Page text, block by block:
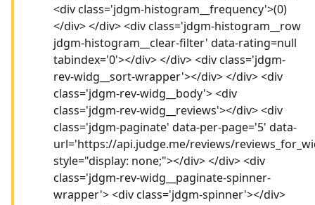
<div class='jdgm-histogram__frequency'>(0)
</div> </div> <div class='jdgm-histogram__row
jdgm-histogram__clear-filter' data-rating=null
tabindex='0'></div> </div> <div class='jdgm-
rev-widg__sort-wrapper'></div> </div> <div
class='jdgm-rev-widg__body'> <div
class='jdgm-rev-widg__reviews'></div> <div
class='jdgm-paginate' data-per-page='5' data-
url='https://api.judge.me/reviews/
style="display: none;"></div> </div> <div
class='jdgm-rev-widg__paginate-spinner-
wrapper'> <div class='jdgm-spinner'></div>